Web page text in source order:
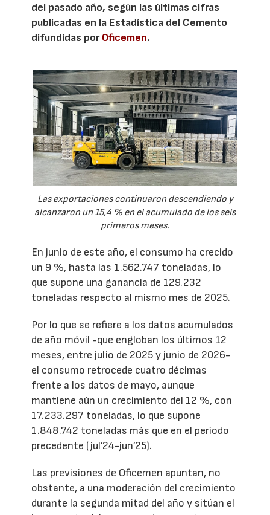
del pasado año, según las últimas cifras
publicadas en la Estadística del Cemento
difundidas porOficemen.
Las exportaciones continuaron descendiendo y
alcanzaron un 15,4 % en el acumulado de los seis
primeros meses.
En junio de este año, el consumo ha crecido
un 9 %, hasta las 1.562.747 toneladas, lo
que supone una ganancia de 129.232
toneladas respecto al mismo mes de 2025.
Por lo que se refiere a los datos acumulados
de año móvil -que engloban los últimos 12
meses, entre julio de 2025 y junio de 2026-
el consumo retrocede cuatro décimas
frente a los datos de mayo, aunque
mantiene aún un crecimiento del 12 %, con
17.233.297 toneladas, lo que supone
1.848.742 toneladas más que en el período
precedente (jul’24-jun’25).
Las previsiones de Oficemen apuntan, no
obstante, a una moderación del crecimiento
durante la segunda mitad del año y sitúan el